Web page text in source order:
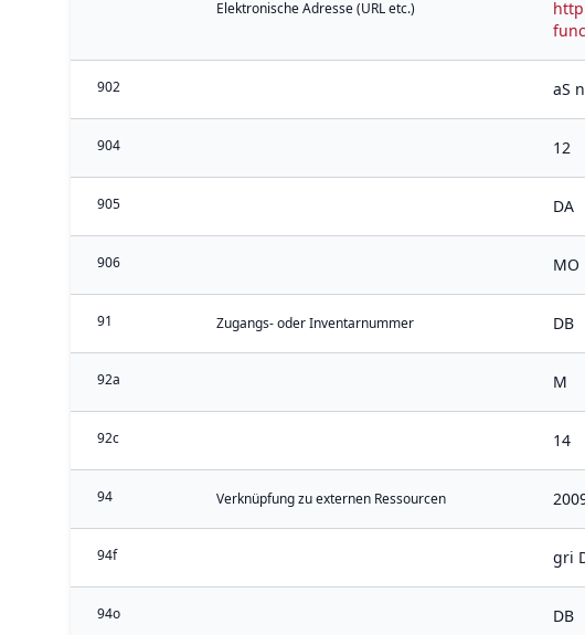
Elektronische Adresse (URL etc.)
902 aS
904 12
905 DA
906 MO
91 Zugangs- oder Inventarnummer DB
92a M
92c 14
94 Verknüpfung zu externen Ressourcen
94f gri
94o DB